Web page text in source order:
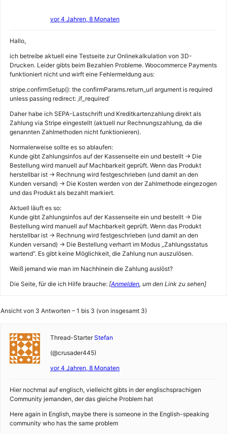
vor 4 Jahren, 8 Monaten
Hallo,
ich betreibe aktuell eine Testseite zur Onlinekalkulation von 3D-
Drucken. Leider gibts beim Bezahlen Probleme. Woocommerce Payments
funktioniert nicht und wirft eine Fehlermeldung aus:
stripe.confirmSetup(): the confirmParams.return_url argument is required
unless passing redirect: ‚if_required‘
Daher habe ich SEPA-Lastschrift und Kreditkartenzahlung direkt als
Zahlung via Stripe eingestellt (aktuell nur Rechnungszahlung, da die
genannten Zahlmethoden nicht funktionieren).
Normalerweise sollte es so ablaufen:
Kunde gibt Zahlungsinfos auf der Kassenseite ein und bestellt -> Die
Bestellung wird manuell auf Machbarkeit geprüft. Wenn das Produkt
herstellbar ist -> Rechnung wird festgeschrieben (und damit an den
Kunden versand) -> Die Kosten werden von der Zahlmethode eingezogen
und das Produkt als bezahlt markiert.
Aktuell läuft es so:
Kunde gibt Zahlungsinfos auf der Kassenseite ein und bestellt -> Die
Bestellung wird manuell auf Machbarkeit geprüft. Wenn das Produkt
herstellbar ist -> Rechnung wird festgeschrieben (und damit an den
Kunden versand) -> Die Bestellung verharrt im Modus „Zahlungsstatus
wartend“. Es gibt keine Möglichkeit, die Zahlung nun auszulösen.
Weiß jemand wie man im Nachhinein die Zahlung auslöst?
Die Seite, für die ich Hilfe brauche: [Anmelden, um den Link zu sehen]
Ansicht von 3 Antworten – 1 bis 3 (von insgesamt 3)
Thread-Starter Stefan
(@crusader445)
vor 4 Jahren, 8 Monaten
Hier nochmal auf englisch, vielleicht gibts in der englischsprachigen
Community jemanden, der das gleiche Problem hat
Here again in English, maybe there is someone in the English-speaking
community who has the same problem